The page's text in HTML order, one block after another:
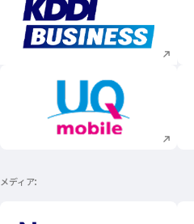
新規ウィンドウで開く
新規ウィンドウで開く
メディア